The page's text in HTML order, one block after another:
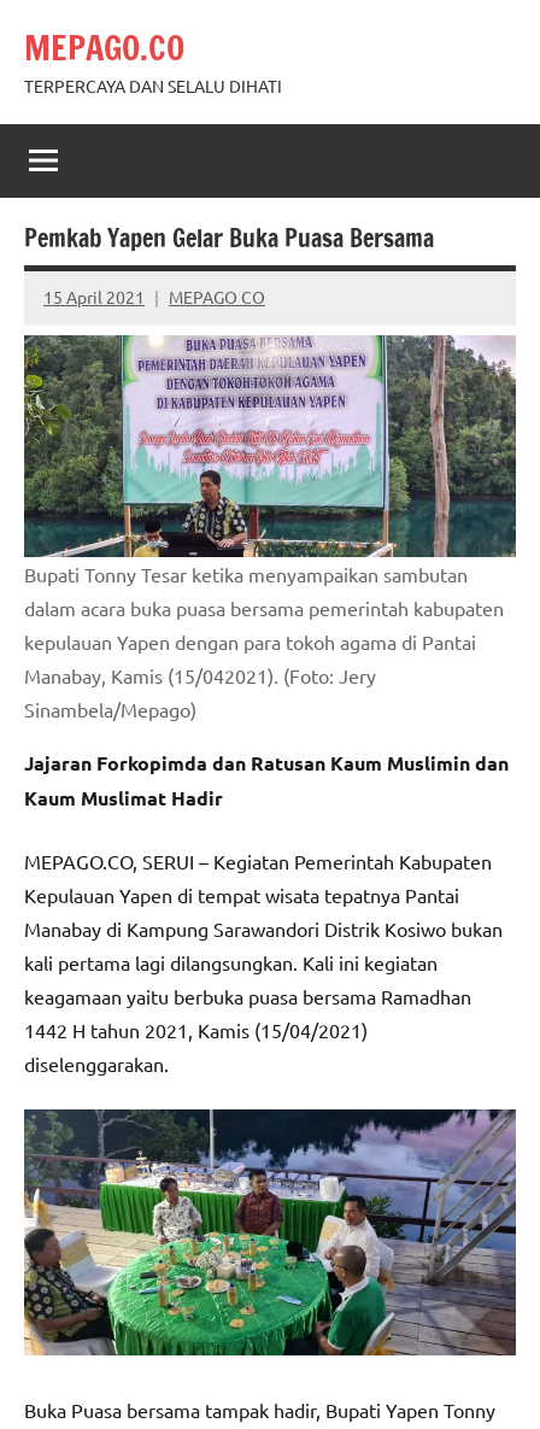
content
MEPAGO.CO
TERPERCAYA DAN SELALU DIHATI
Pemkab Yapen Gelar Buka Puasa Bersama
15 April 2021 MEPAGO CO
No
comments
Bupati Tonny Tesar ketika menyampaikan sambutan
dalam acara buka puasa bersama pemerintah kabupaten
kepulauan Yapen dengan para tokoh agama di Pantai
Manabay, Kamis (15/042021). (Foto: Jery
Sinambela/Mepago)
Jajaran Forkopimda dan Ratusan Kaum Muslimin dan
Kaum Muslimat Hadir
MEPAGO.CO, SERUI – Kegiatan Pemerintah Kabupaten
Kepulauan Yapen di tempat wisata tepatnya Pantai
Manabay di Kampung Sarawandori Distrik Kosiwo bukan
kali pertama lagi dilangsungkan. Kali ini kegiatan
keagamaan yaitu berbuka puasa bersama Ramadhan
1442 H tahun 2021, Kamis (15/04/2021)
diselenggarakan.
Buka Puasa bersama tampak hadir, Bupati Yapen Tonny